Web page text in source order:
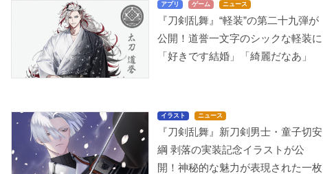
アプリ ゲーム ニュース
『刀剣乱舞』“軽装”の第二十九弾が
公開！道誉一文字のシックな軽装に
「好きです結婚」「綺麗だなあ」
イラスト ニュース
『刀剣乱舞』新刀剣男士・童子切安
綱 剥落の実装記念イラストが公
開！神秘的な魅力が表現された一枚